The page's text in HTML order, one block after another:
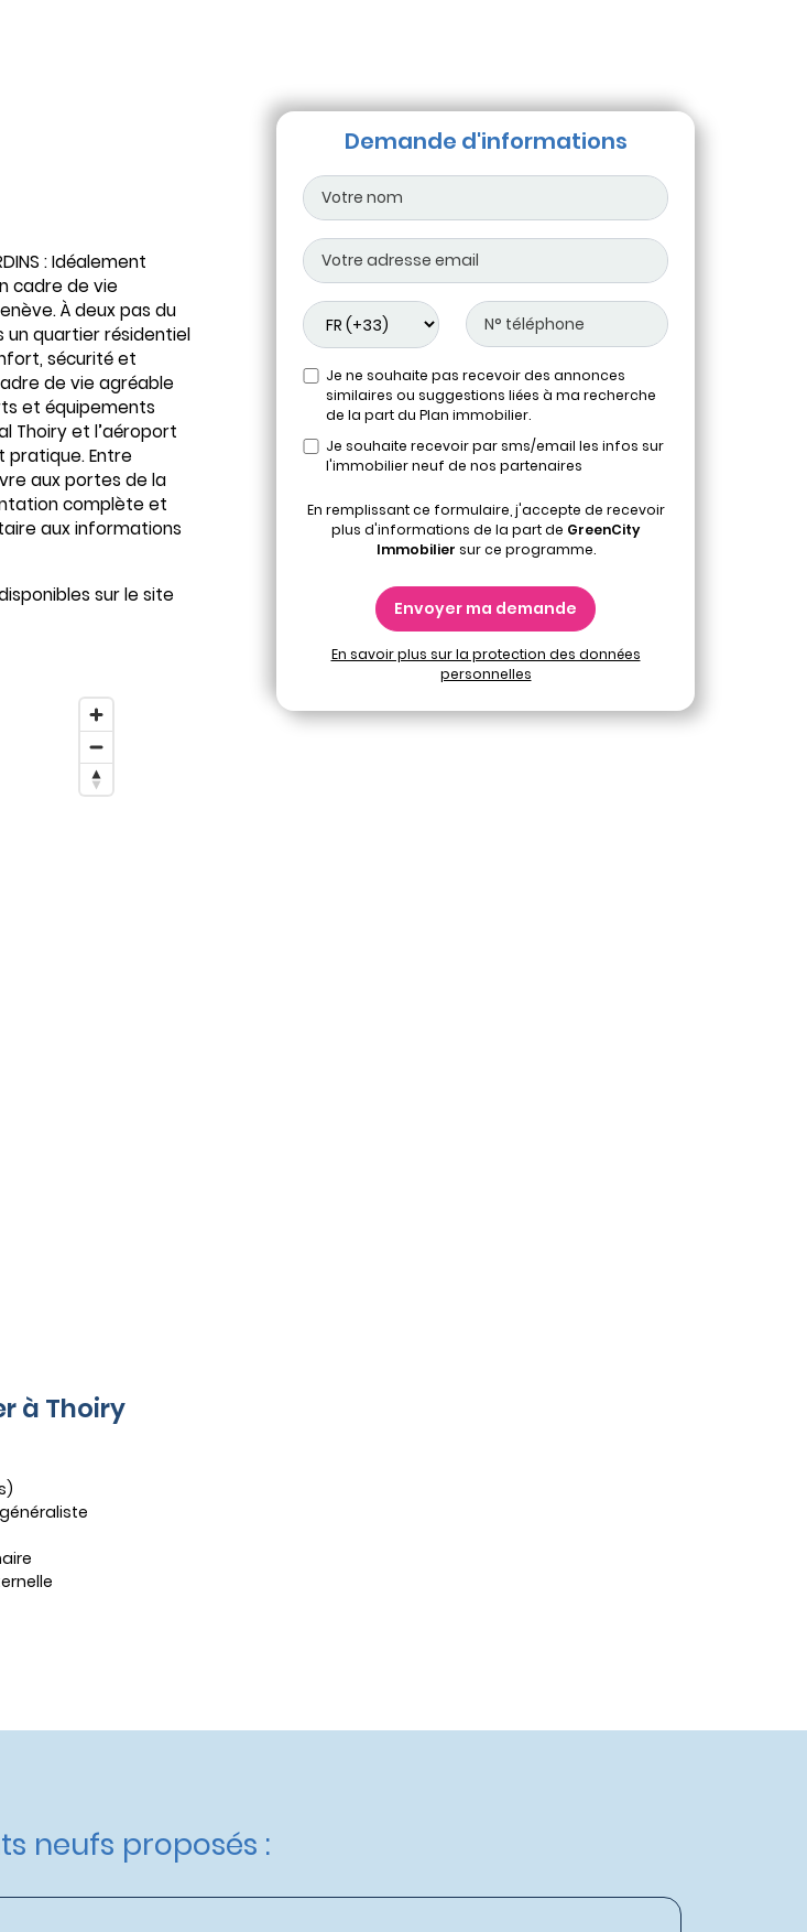
: Idéalement
cadre de vie
À deux pas du
un quartier résidentiel
sécurité et
de vie agréable
et équipements
Thoiry et l’aéroport
Entre
aux portes de la
complète et
aux informations
sur le site
à Thoiry
Demande d'informations
Je ne souhaite pas recevoir des annonces
similaires ou suggestions liées à ma recherche
de la part du Plan immobilier.
Je souhaite recevoir par sms/email les infos sur
l'immobilier neuf de nos partenaires
En remplissant ce formulaire, j'accepte de recevoir
plus d'informations de la part de GreenCity
Immobilier sur ce programme.
Envoyer ma demande
En savoir plus sur la protection des données
personnelles
neufs proposés :